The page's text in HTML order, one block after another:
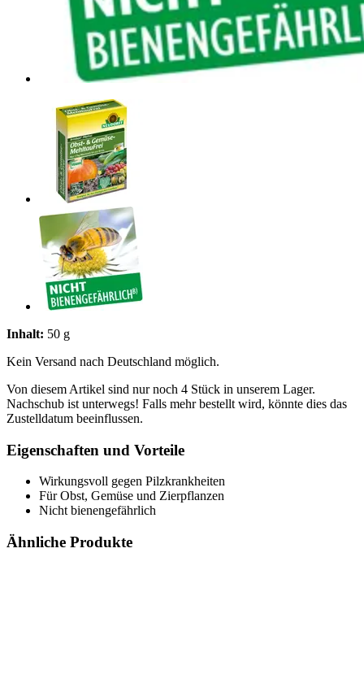
Inhalt: 50 g
Kein Versand nach Deutschland möglich.
Von diesem Artikel sind nur noch 4 Stück in unserem Lager.
Nachschub ist unterwegs! Falls mehr bestellt wird, könnte dies das
Zustelldatum beeinflussen.
Eigenschaften und Vorteile
Wirkungsvoll gegen Pilzkrankheiten
Für Obst, Gemüse und Zierpflanzen
Nicht bienengefährlich
Ähnliche Produkte